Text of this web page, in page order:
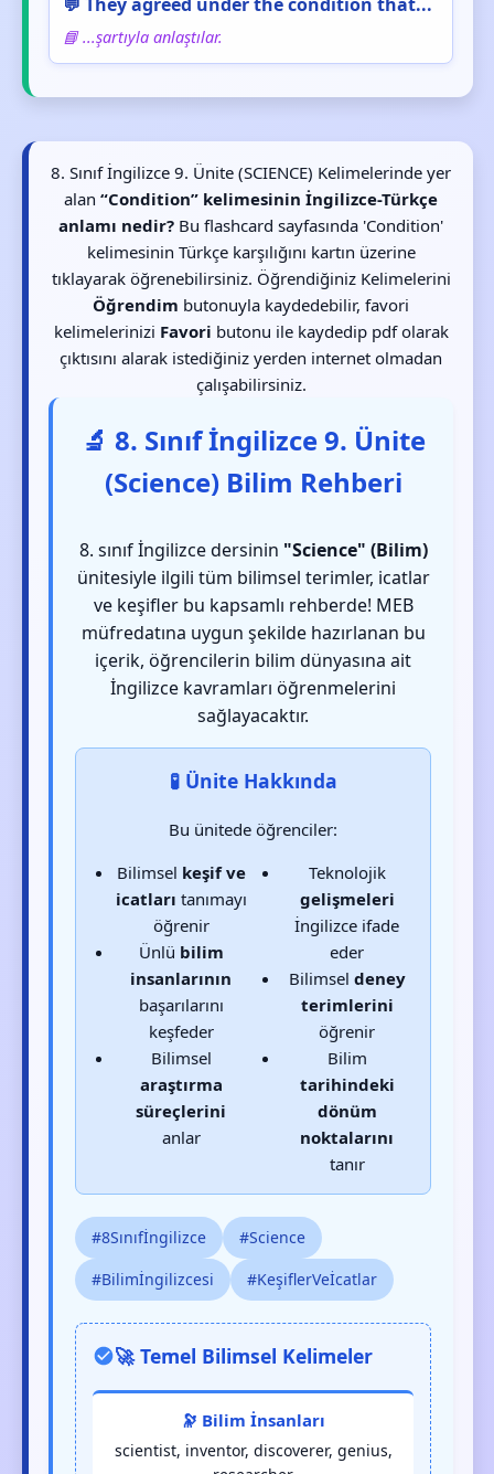
📘 ...şartıyla anlaştılar.
8. Sınıf İngilizce 9. Ünite (SCIENCE) Kelimelerinde yer
alan“Condition” kelimesinin İngilizce-Türkçe
anlamı nedir? Bu flashcard sayfasında 'Condition'
kelimesinin Türkçe karşılığını kartın üzerine
tıklayarak öğrenebilirsiniz. Öğrendiğiniz Kelimelerini
Öğrendim butonuyla kaydedebilir, favori
kelimelerinizi Favori butonu ile kaydedip pdf olarak
çıktısını alarak istediğiniz yerden internet olmadan
çalışabilirsiniz.
🔬 8. Sınıf İngilizce 9. Ünite
(Science) Bilim Rehberi
8. sınıf İngilizce dersinin "Science" (Bilim)
ünitesiyle ilgili tüm bilimsel terimler, icatlar
ve keşifler bu kapsamlı rehberde! MEB
müfredatına uygun şekilde hazırlanan bu
içerik, öğrencilerin bilim dünyasına ait
İngilizce kavramları öğrenmelerini
sağlayacaktır.
🧪 Ünite Hakkında
Bu ünitede öğrenciler:
Bilimsel keşif ve
icatları tanımayı
öğrenir
Ünlü bilim
insanlarının
başarılarını
keşfeder
Bilimsel
araştırma
süreçlerini
anlar
Teknolojik
gelişmeleri
İngilizce ifade
eder
Bilimsel deney
terimlerini
öğrenir
Bilim
tarihindeki
dönüm
noktalarını
tanır
#8Sınıfİngilizce
#Science
#Bilimİngilizcesi
#KeşiflerVeİcatlar
🚀 Temel Bilimsel Kelimeler
🔭 Bilim İnsanları
scientist, inventor, discoverer, genius,